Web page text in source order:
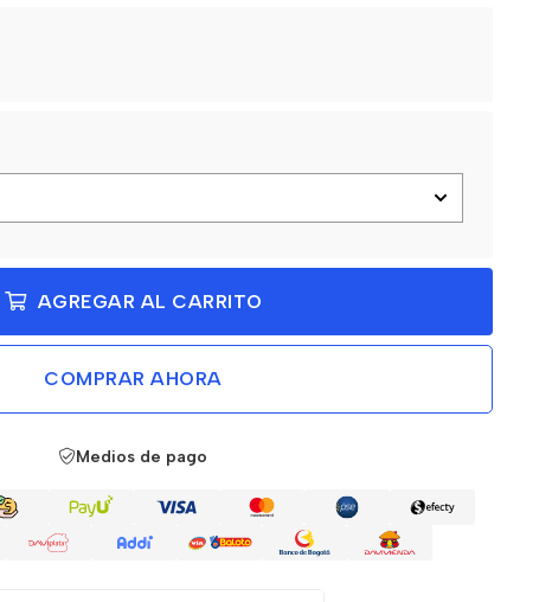
AGREGAR AL CARRITO
COMPRAR AHORA
Medios de pago